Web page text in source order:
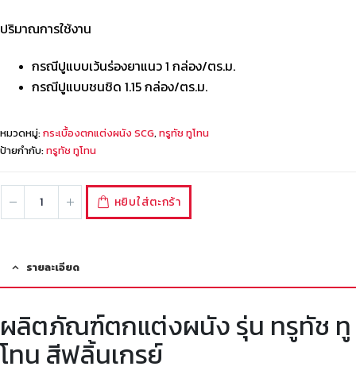
ปริมาณการใช้งาน
กรณีปูแบบเว้นร่องยาแนว 1 กล่อง/ตร.ม.
กรณีปูแบบชนชิด 1.15 กล่อง/ตร.ม.
หมวดหมู่:กระเบื้องตกแต่งผนัง SCG, ทรูทัช ทูโทน
ป้ายกำกับ:ทรูทัช ทูโทน
หยิบใส่ตะกร้า
รายละเอียด
ผลิตภัณฑ์ตกแต่งผนัง รุ่น ทรูทัช ทู
โทน สีฟลิ้นเกรย์